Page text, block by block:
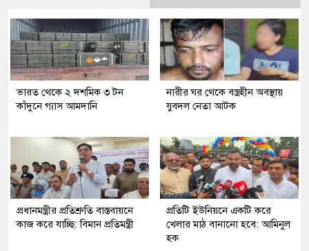
ভারত থেকে ২ দশমিক ৩ টন
কাঁদুনে গ্যাস আমদানি
নারীর ঘর থেকে বস্ত্রহীন অবস্থায়
যুবদল নেতা আটক
প্রধানমন্ত্রীর প্রতিশ্রুতি বাস্তবায়নে
কাজ করে যাচ্ছি: বিমান প্রতিমন্ত্রী
প্রতিটি ইউনিয়নে একটি করে
খেলার মাঠ বানানো হবে: আমিনুল
হক